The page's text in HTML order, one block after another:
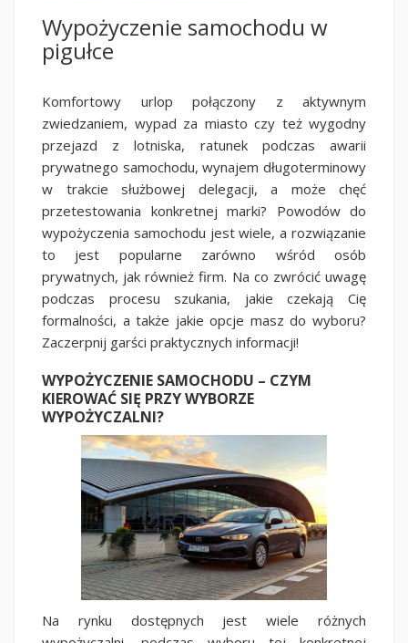
Wypożyczenie samochodu w
pigułce
Komfortowy urlop połączony z aktywnym
zwiedzaniem, wypad za miasto czy też wygodny
przejazd z lotniska, ratunek podczas awarii
prywatnego samochodu, wynajem długoterminowy
w trakcie służbowej delegacji, a może chęć
przetestowania konkretnej marki? Powodów do
wypożyczenia samochodu jest wiele, a rozwiązanie
to jest popularne zarówno wśród osób
prywatnych, jak również firm. Na co zwrócić uwagę
podczas procesu szukania, jakie czekają Cię
formalności, a także jakie opcje masz do wyboru?
Zaczerpnij garści praktycznych informacji!
WYPOŻYCZENIE SAMOCHODU – CZYM
KIEROWAĆ SIĘ PRZY WYBORZE
WYPOŻYCZALNI?
Na rynku dostępnych jest wiele różnych